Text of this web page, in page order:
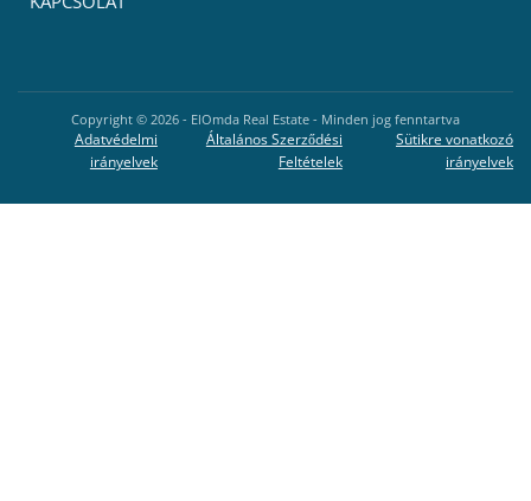
Copyright © 2026 - ElOmda Real Estate - Minden jog fenntartva
Adatvédelmi
irányelvek
Általános Szerződési
Feltételek
Sütikre vonatkozó
irányelvek